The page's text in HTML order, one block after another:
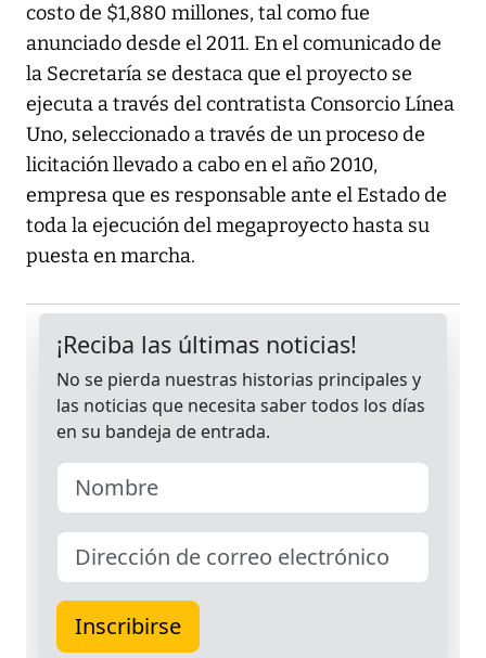
costo de $1,880 millones, tal como fue
anunciado desde el 2011. En el comunicado de
la Secretaría se destaca que el proyecto se
ejecuta a través del contratista Consorcio Línea
Uno, seleccionado a través de un proceso de
licitación llevado a cabo en el año 2010,
empresa que es responsable ante el Estado de
toda la ejecución del megaproyecto hasta su
puesta en marcha.